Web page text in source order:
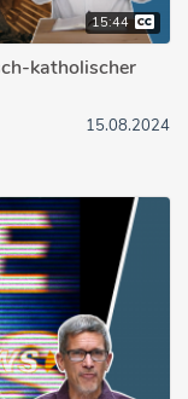
15:44
katholischer
15.08.2024